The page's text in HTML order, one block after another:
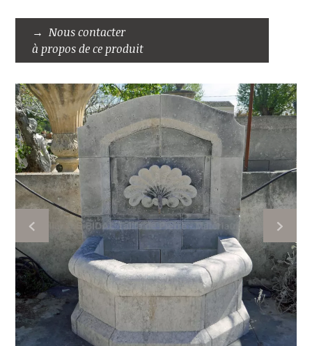
Nous contacter
à propos de ce produit